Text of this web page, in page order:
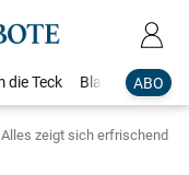
ABO
die Teck Blaulicht
Alles zeigt sich erfrischend